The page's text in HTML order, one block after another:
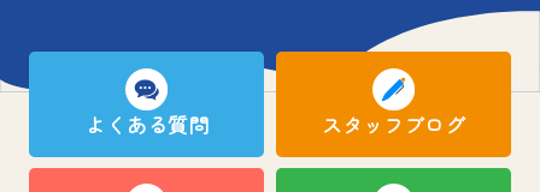
よくある質問 スタッフブログ